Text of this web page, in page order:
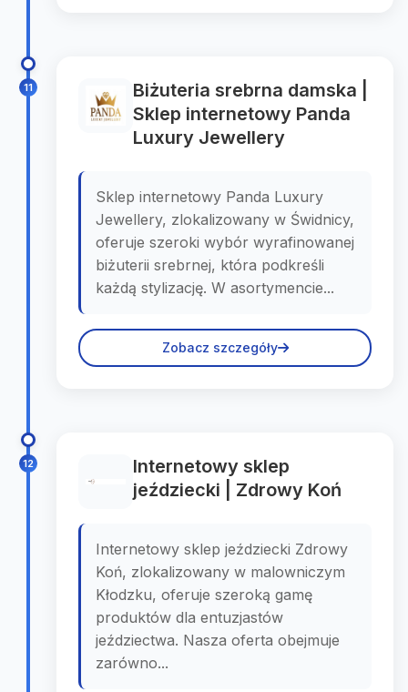
11
Biżuteria srebrna damska |
Sklep internetowy Panda
Luxury Jewellery
Sklep internetowy Panda Luxury
Jewellery, zlokalizowany w Świdnicy,
oferuje szeroki wybór wyrafinowanej
biżuterii srebrnej, która podkreśli
każdą stylizację. W asortymencie...
Zobacz szczegóły
12
Internetowy sklep
jeździecki | Zdrowy Koń
Internetowy sklep jeździecki Zdrowy
Koń, zlokalizowany w malowniczym
Kłodzku, oferuje szeroką gamę
produktów dla entuzjastów
jeździectwa. Nasza oferta obejmuje
zarówno...